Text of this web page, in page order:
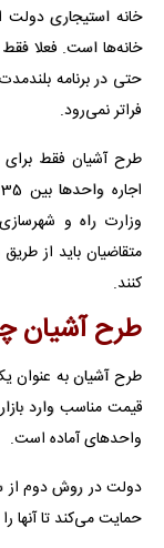
خانه استیجاری
فراتر نمی‌رود.
طرح آشیان فقط
وزارت راه و
متقاضیان باید از
کنند.
طرح آشیان
طرح آشیان به عنوان
قیمت مناسب وارد
واحدهای آماده است.
دولت در روش دوم از
حمایت می‌کند تا آنها